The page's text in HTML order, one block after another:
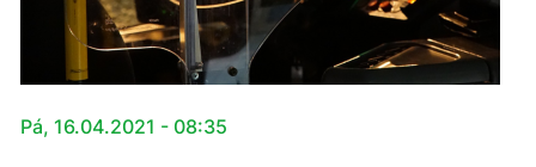
Pá, 16.04.2021 - 08:35